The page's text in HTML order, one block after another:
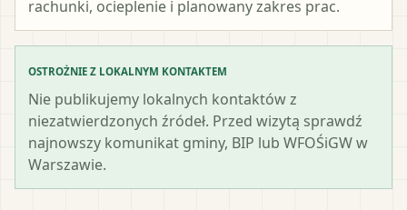
rachunki, ocieplenie i planowany zakres prac.
OSTROŻNIE Z LOKALNYM KONTAKTEM
Nie publikujemy lokalnych kontaktów z
niezatwierdzonych źródeł. Przed wizytą sprawdź
najnowszy komunikat gminy, BIP lub WFOŚiGW w
Warszawie.